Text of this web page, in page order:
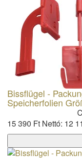
Bissflügel -
Speicherfolien
15 390 Ft Nettó: 12